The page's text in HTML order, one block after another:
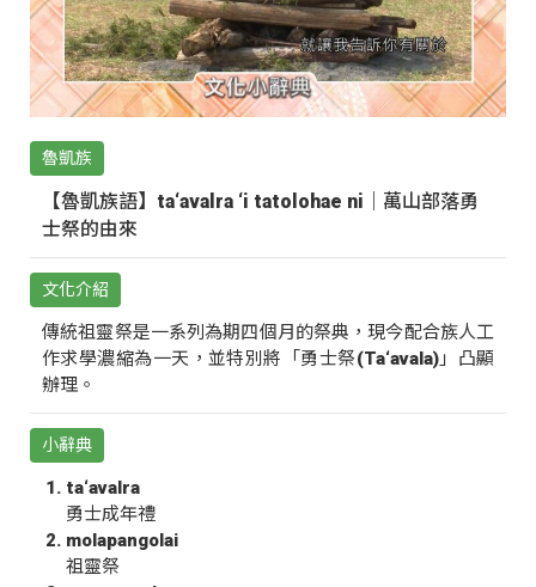
魯凱族
【魯凱族語】ta‘avalra ‘i tatolohae ni｜萬山部落勇
士祭的由來
文化介紹
傳統祖靈祭是一系列為期四個月的祭典，現今配合族人工
作求學濃縮為一天，並特別將「勇士祭(Ta‘avala)」凸顯
辦理。
小辭典
ta‘avalra
勇士成年禮
molapangolai
祖靈祭